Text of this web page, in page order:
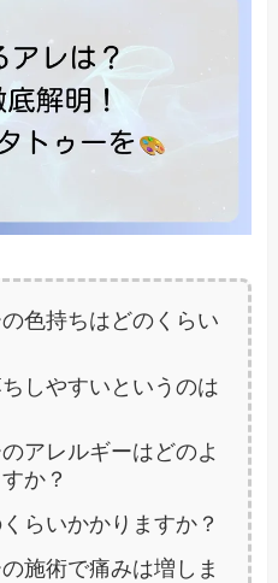
色持ちはどのくらい
しやすいというのは
アレルギーはどのよ
か？
らいかかりますか？
施術で痛みは増しま